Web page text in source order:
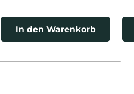
In den Warenkorb